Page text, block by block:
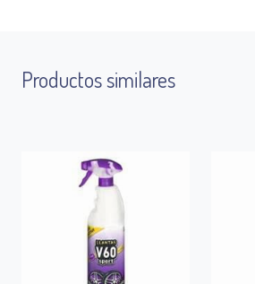
Productos similares